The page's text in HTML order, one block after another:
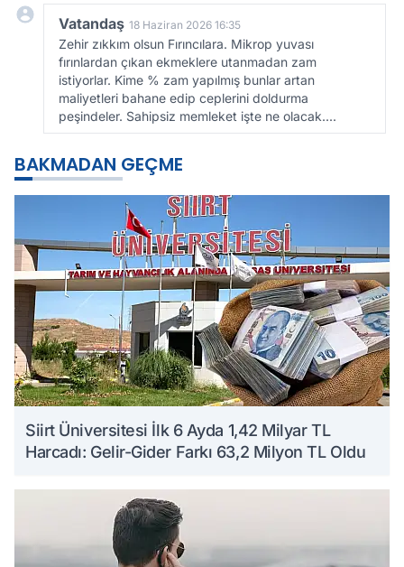
Vatandaş 18 Haziran 2026 16:35
Zehir zıkkım olsun Fırıncılara. Mikrop yuvası
fırınlardan çıkan ekmeklere utanmadan zam
istiyorlar. Kime % zam yapılmış bunlar artan
maliyetleri bahane edip ceplerini doldurma
peşindeler. Sahipsiz memleket işte ne olacak....
BAKMADAN GEÇME
Siirt Üniversitesi İlk 6 Ayda 1,42 Milyar TL
Harcadı: Gelir-Gider Farkı 63,2 Milyon TL Oldu